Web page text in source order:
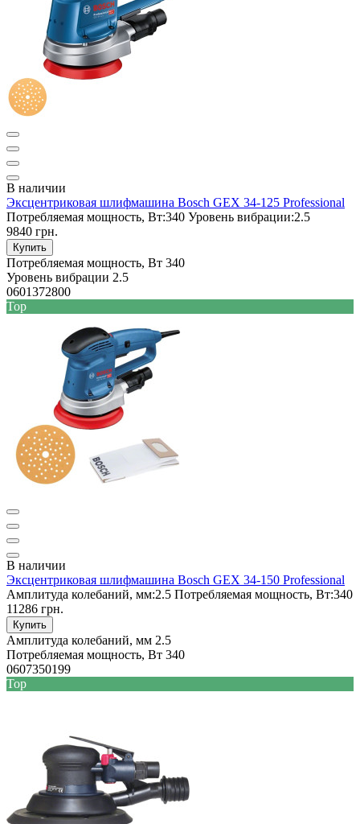
В наличии
Эксцентриковая шлифмашина Bosch GEX 34-125 Professional
Потребляемая мощность, Вт:340 Уровень вибрации:2.5
9840 грн.
Купить
Потребляемая мощность, Вт 340
Уровень вибрации 2.5
0601372800
Top
В наличии
Эксцентриковая шлифмашина Bosch GEX 34-150 Professional
Амплитуда колебаний, мм:2.5 Потребляемая мощность, Вт:340
11286 грн.
Купить
Амплитуда колебаний, мм 2.5
Потребляемая мощность, Вт 340
0607350199
Top